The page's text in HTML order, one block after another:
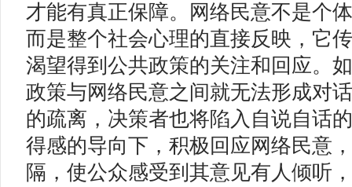
才能有真正保障。网络民意不是个
而是整个社会心理的直接反映，它
渴望得到公共政策的关注和回应。
政策与网络民意之间就无法形成对
的疏离，决策者也将陷入自说自话
得感的导向下，积极回应网络民意
隔，使公众感受到其意见有人倾听